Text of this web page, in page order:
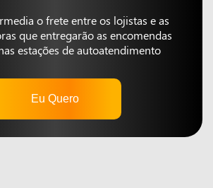
o frete entre os lojistas e as
que entregarão as encomendas
estações de autoatendimento
Eu Quero